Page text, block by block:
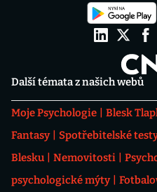
Další témata z našich webů
Moje Psychologie Blesk
Fantasy
Spotřebitelské
Blesku
Nemovitosti
psychologické mýty